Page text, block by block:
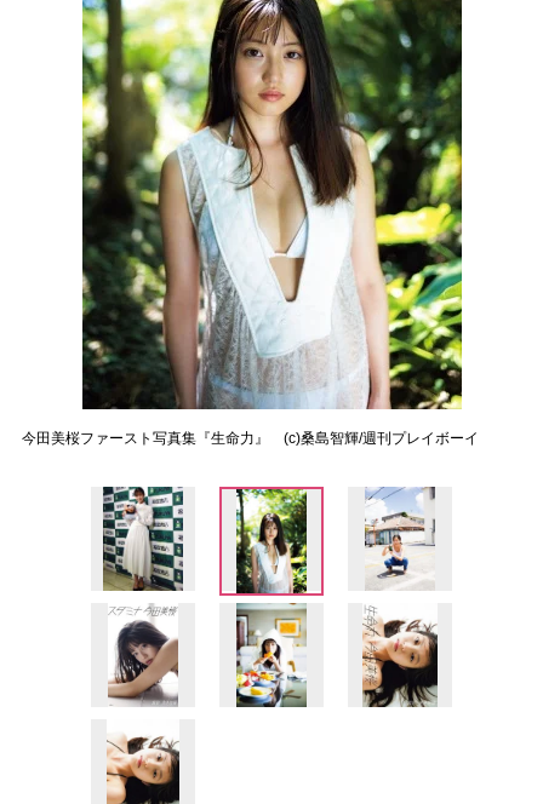
今田美桜ファースト写真集『生命力』 (c)桑島智輝/週刊プレイボーイ